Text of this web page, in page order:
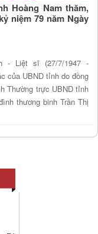
Hoàng Nam thăm,
niệm 79 năm Ngày
- Liệt sĩ (27/7/1947 -
của UBND tỉnh do đồng
Thường trực UBND tỉnh
thương binh Trần Thị